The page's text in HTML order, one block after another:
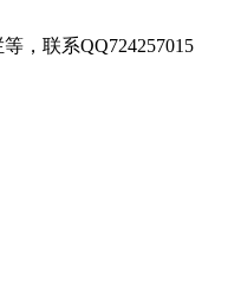
，联系QQ724257015